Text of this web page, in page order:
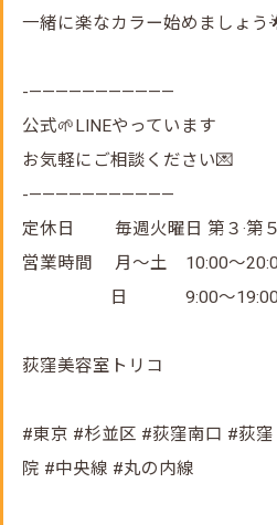
一緒に楽なカラー始めましょう
-———————————
公式🌱LINEやっています
お気軽にご相談ください💌
-———————————
定休日 毎週火曜日 第３·第
営業時間 月～土 10:00～
日 9:00～19:00
荻窪美容室トリコ
#東京 #杉並区 #荻窪南口 #荻
院 #中央線 #丸の内線